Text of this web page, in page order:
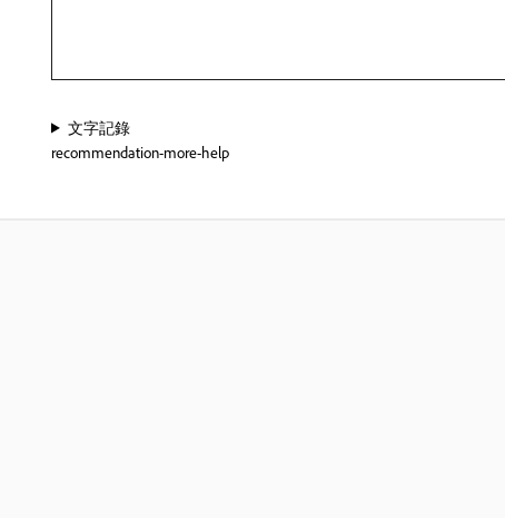
文字記錄
recommendation-more-help